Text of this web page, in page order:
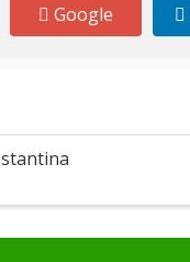
Google